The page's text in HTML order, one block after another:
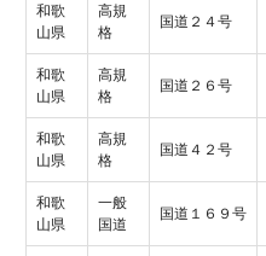
和歌
山県
高規
格
国道２４号
和歌
山県
高規
格
国道２６号
和歌
山県
高規
格
国道４２号
和歌
山県
一般
国道
国道１６９号